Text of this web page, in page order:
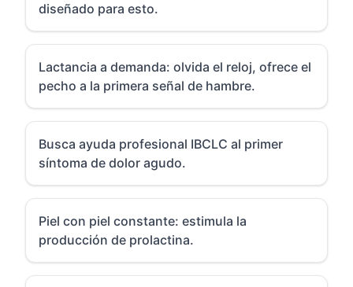
diseñado para esto.
Lactancia a demanda: olvida el reloj, ofrece el
pecho a la primera señal de hambre.
Busca ayuda profesional IBCLC al primer
síntoma de dolor agudo.
Piel con piel constante: estimula la
producción de prolactina.